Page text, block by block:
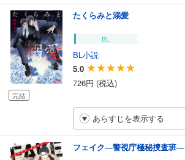
完結
たくらみと溺愛
BL
BL小説
5.0
726円 (税込)
あらすじを表示する
フェイク―警視庁極秘捜査班―